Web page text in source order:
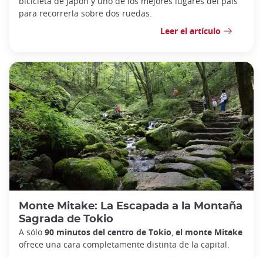
para recorrerla sobre dos ruedas.
Leer el artículo
Monte Mitake: La Escapada a la Montaña
Sagrada de Tokio
A sólo 90 minutos del centro de Tokio el monte Mitake
ofrece una cara completamente distinta de la capital.